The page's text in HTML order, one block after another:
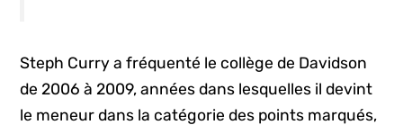
Steph Curry a fréquenté le collège de Davidson
de 2006 à 2009, années dans lesquelles il devint
le meneur dans la catégorie des points marqués,